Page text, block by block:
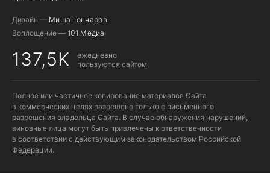
Дизайн — Миша Гончаров
Воплощение — 101 Медиа
137,5K
ежедневно
пользуются сайтом
Полное или частичное копирование материалов Сайта
в коммерческих целях разрешено только с письменного
разрешения владельца Сайта. В случае обнаружения нарушений,
виновные лица могут быть привлечены к ответственности
в соответствии с действующим законодательством Российской
Федерации.